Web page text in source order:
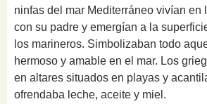
ninfas del mar Mediterráneo vivían en
con su padre y emergían a la
los marineros. Simbolizaban todo
hermoso y amable en el mar. Los
en altares situados en playas y
ofrendaba leche, aceite y miel.